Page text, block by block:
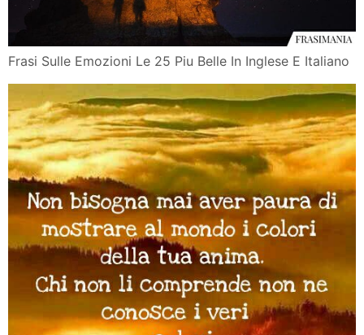
Frasi Sulle Emozioni Le 25 Piu Belle In Inglese E Italiano